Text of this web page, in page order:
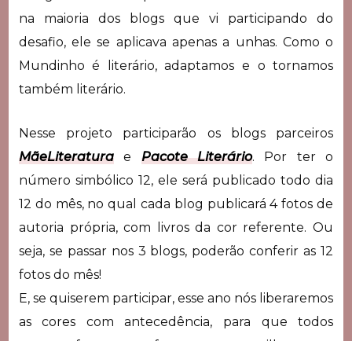
na maioria dos blogs que vi participando do
desafio, ele se aplicava apenas a unhas. Como o
Mundinho é literário, adaptamos e o tornamos
também literário.
Nesse projeto participarão os blogs parceiros
MãeLiteraturae Pacote Literário. Por ter o
número simbólico 12, ele será publicado todo dia
12 do mês, no qual cada blog publicará 4 fotos de
autoria própria, com livros da cor referente. Ou
seja, se passar nos 3 blogs, poderão conferir as 12
fotos do mês!
E, se quiserem participar, esse ano nós liberaremos
as cores com antecedência, para que todos